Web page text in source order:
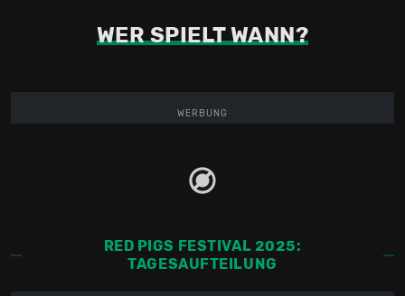
WER SPIELT WANN?
WERBUNG
RED PIGS FESTIVAL 2025:
TAGESAUFTEILUNG